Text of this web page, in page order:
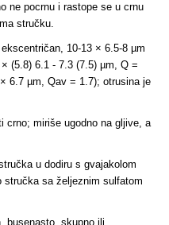
ne pocrnu i rastope se u crnu
stručku.
10-13 × 6.5-8 µm
(5.8) 6.1 - 7.3 (7.5) µm, Q =
6.7 µm, Qav = 1.7); otrusina je
crno; miriše ugodno na gljive, a
u dodiru s gvajakolom
stručka sa željeznim sulfatom
busenasto, skupno ili